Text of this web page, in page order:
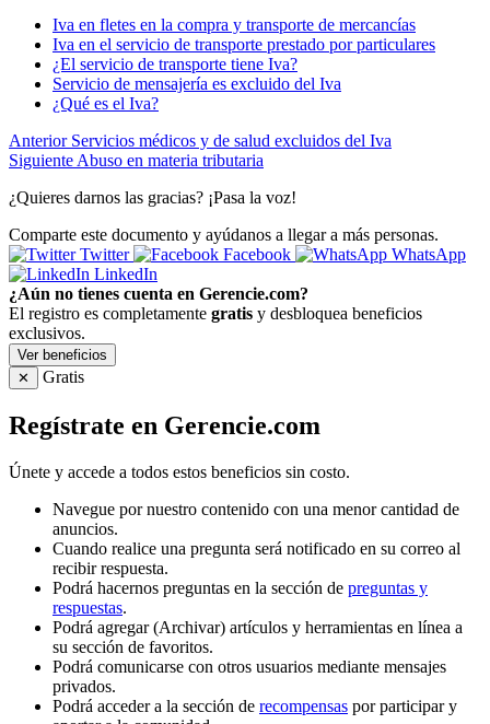
Iva en fletes en la compra y transporte de mercancías
Iva en el servicio de transporte prestado por particulares
¿El servicio de transporte tiene Iva?
Servicio de mensajería es excluido del Iva
¿Qué es el Iva?
Anterior Servicios médicos y de salud excluidos del Iva
Siguiente Abuso en materia tributaria
¿Quieres darnos las gracias? ¡Pasa la voz!
Comparte este documento y ayúdanos a llegar a más personas.
Twitter
Facebook
WhatsApp
LinkedIn
¿Aún no tienes cuenta en Gerencie.com?
El registro es completamente gratis y desbloquea beneficios
exclusivos.
Ver beneficios
✕
Gratis
Regístrate en Gerencie.com
Únete y accede a todos estos beneficios sin costo.
Navegue por nuestro contenido con una menor cantidad de
anuncios.
Cuando realice una pregunta será notificado en su correo al
recibir respuesta.
Podrá hacernos preguntas en la sección de preguntas y
respuestas.
Podrá agregar (Archivar) artículos y herramientas en línea a
su sección de favoritos.
Podrá comunicarse con otros usuarios mediante mensajes
privados.
Podrá acceder a la sección de recompensas por participar y